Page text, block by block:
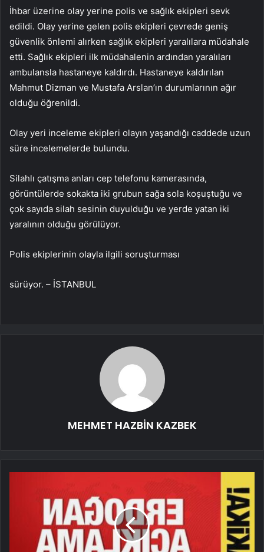
İhbar üzerine olay yerine polis ve sağlık ekipleri sevk
edildi. Olay yerine gelen polis ekipleri çevrede geniş
güvenlik önlemi alırken sağlık ekipleri yaralılara müdahale
etti. Sağlık ekipleri ilk müdahalenin ardından yaralıları
ambulansla hastaneye kaldırdı. Hastaneye kaldırılan
Mahmut Dizman ve Mustafa Arslan’ın durumlarının ağır
olduğu öğrenildi.
Olay yeri inceleme ekipleri olayın yaşandığı caddede uzun
süre incelemelerde bulundu.
Silahlı çatışma anları cep telefonu kamerasında,
görüntülerde sokakta iki grubun sağa sola koşuştuğu ve
çok sayıda silah sesinin duyulduğu ve yerde yatan iki
yaralının olduğu görülüyor.
Polis ekiplerinin olayla ilgili soruşturması
sürüyor. – İSTANBUL
MEHMET HAZBİN KAZBEK